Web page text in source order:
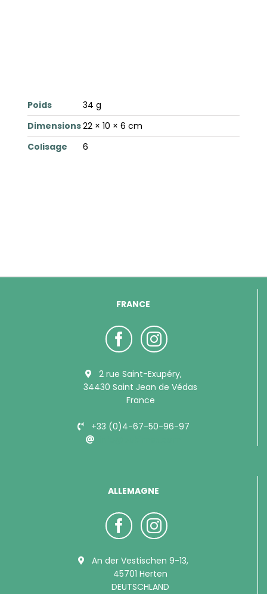
Poids
34 g
Dimensions22 × 10 × 6 cm
Colisage
6
FRANCE
2 rue Saint-Exupéry,
34430 Saint Jean de Védas
France
+33 (0)4-67-50-96-97
ALLEMAGNE
An der Vestischen 9-13,
45701 Herten
DEUTSCHLAND